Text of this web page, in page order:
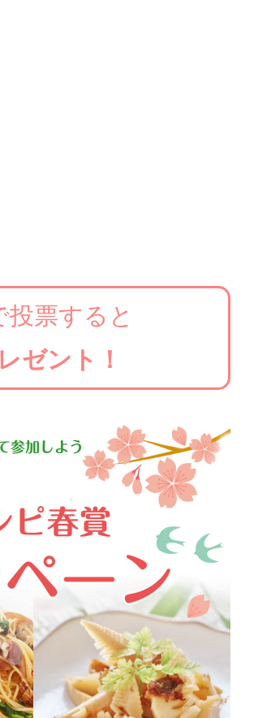
票すると
ゼント！